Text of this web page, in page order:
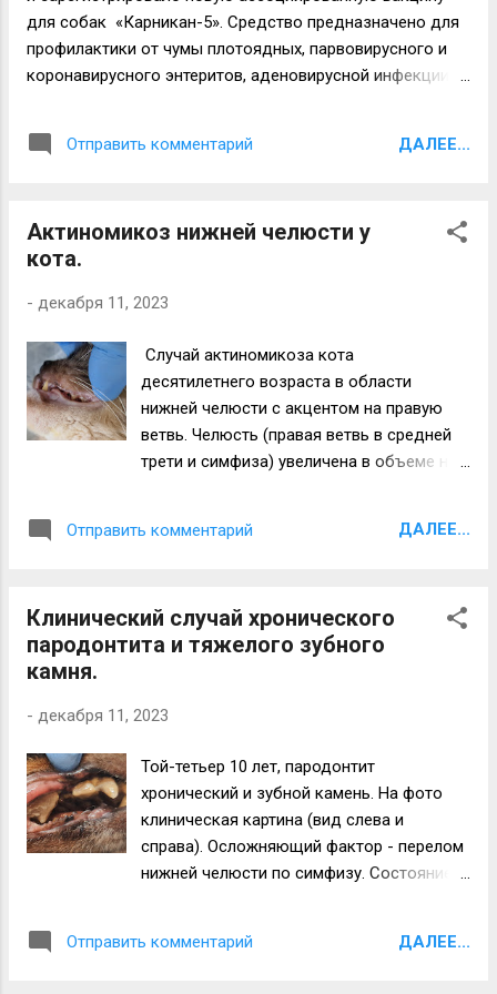
проводимости. Работаем. Здоровья и
успехов всем!
для собак «Карникан-5». Средство предназначено для
профилактики от чумы плотоядных, парвовирусного и
коронавирусного энтеритов, аденовирусной инфекции и
зарегистрировали ещё две вакцины для домашних
питомцев — для собак «Карникан-4» (против чумы
«Карнифел-PCH» (против панлейкопении, калицивироза
и вирусного ринотрахеита). Очень надеемся, что
что применить! Источник: ФГБУ «ВНИИЗЖ». Здоровья
и успехов всем!
Отправить комментарий ДАЛЕЕ...
Актиномикоз нижней челюсти у
кота.
- декабря 11, 2023
Случай актиномикоза кота
десятилетнего возраста в области
нижней челюсти с акцентом на правую
ветвь. Челюсть (правая ветвь в средней
трети и симфиза) увеличена в объеме на
фотографиях, выложенных ниже. Лечение
процессов потребления корма снижались
во время терапии. Через
осторожный, ближе к неблагоприятному.
Отправить комментарий ДАЛЕЕ...
Клинический случай хронического
пародонтита и тяжелого зубного
камня.
- декабря 11, 2023
Той-тетьер 10 лет, пародонтит
хронический и зубной камень. На фото
клиническая картина (вид слева и
справа). Осложняющий фактор - перелом
нижней челюсти по симфизу. Состояние
клыков. Здоровья и успехов всем!
Отправить комментарий ДАЛЕЕ...